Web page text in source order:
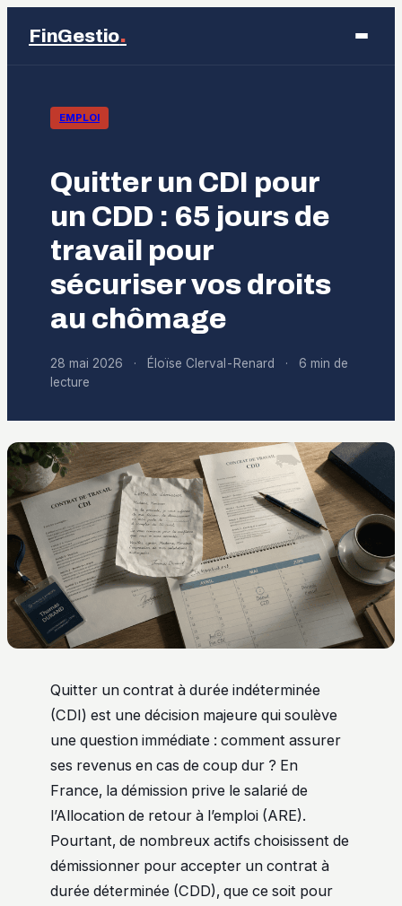
FinGestio.
Business
Emploi
Finance
Marketing
EMPLOI
Quitter un CDI pour
un CDD : 65 jours de
travail pour
sécuriser vos droits
au chômage
28 mai 2026 · Éloïse Clerval-Renard ·
6 min de
lecture
Quitter un contrat à durée indéterminée
(CDI) est une décision majeure qui soulève
une question immédiate : comment assurer
ses revenus en cas de coup dur ? En
France, la démission prive le salarié de
l’Allocation de retour à l’emploi (ARE).
Pourtant, de nombreux actifs choisissent de
démissionner pour accepter un contrat à
durée déterminée (CDD), que ce soit pour